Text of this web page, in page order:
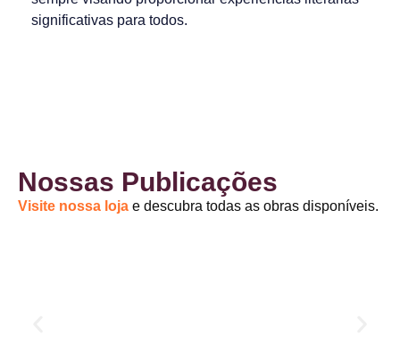
significativas para todos.
Nossas Publicações
Visite nossa loja e descubra todas as obras disponíveis.